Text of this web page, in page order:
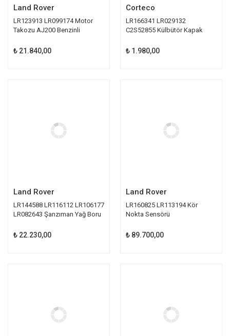
Land Rover
LR123913 LR099174 Motor
Takozu AJ200 Benzinli
₺ 21.840,00
Corteco
LR166341 LR029132
C2S52855 Külbütör Kapak
₺ 1.980,00
Land Rover
LR144588 LR116112 LR106177
LR082643 Şanzıman Yağ Boru
₺ 22.230,00
Land Rover
LR160825 LR113194 Kör
Nokta Sensörü
₺ 89.700,00